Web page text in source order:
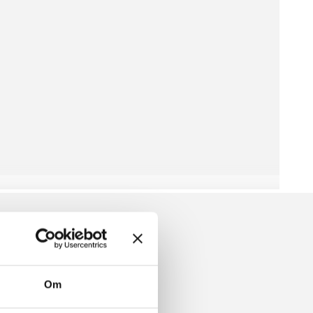
Om